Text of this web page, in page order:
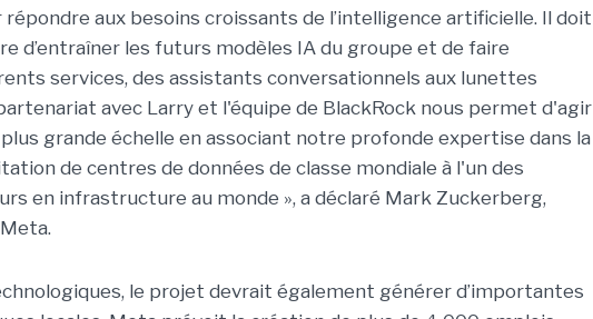
aux besoins croissants de l’intelligence artificielle. Il doit
d’entraîner les futurs modèles IA du groupe et de faire
services, des assistants conversationnels aux lunettes
avec Larry et l'équipe de BlackRock nous permet d'agir
grande échelle en associant notre profonde expertise dans la
de centres de données de classe mondiale à l'un des
en infrastructure au monde », a déclaré Mark Zuckerberg,
le projet devrait également générer d’importantes